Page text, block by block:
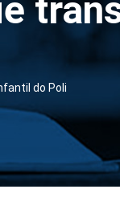
do Poli